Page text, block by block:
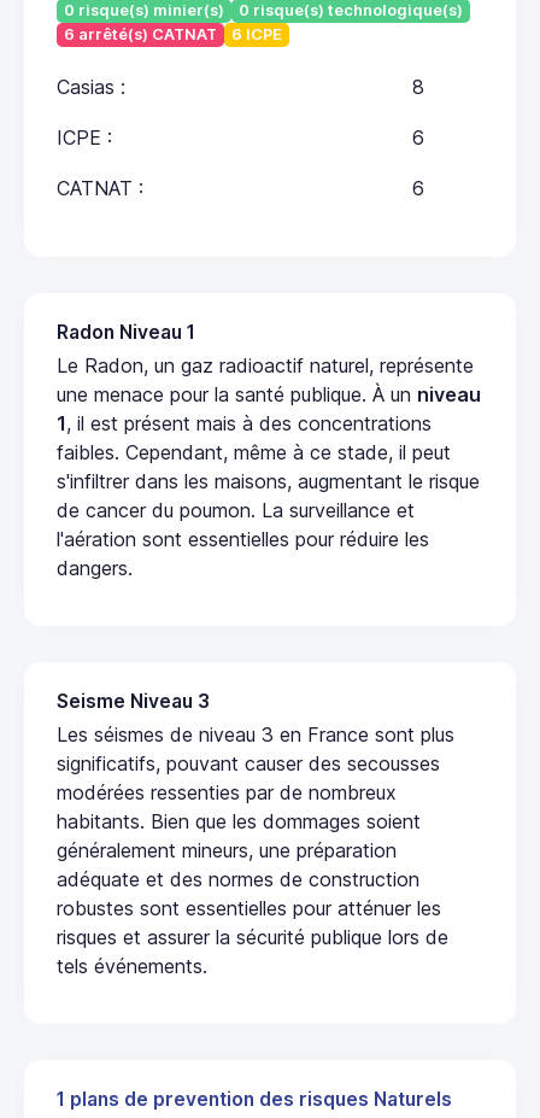
0 risque(s) minier(s)
0 risque(s) technologique(s)
6 arrêté(s) CATNAT
6 ICPE
Casias : 8
ICPE : 6
CATNAT : 6
Radon Niveau 1
Le Radon, un gaz radioactif naturel, représente
une menace pour la santé publique. À un niveau
1, il est présent mais à des concentrations
faibles. Cependant, même à ce stade, il peut
s'infiltrer dans les maisons, augmentant le risque
de cancer du poumon. La surveillance et
l'aération sont essentielles pour réduire les
dangers.
Seisme Niveau 3
Les séismes de niveau 3 en France sont plus
significatifs, pouvant causer des secousses
modérées ressenties par de nombreux
habitants. Bien que les dommages soient
généralement mineurs, une préparation
adéquate et des normes de construction
robustes sont essentielles pour atténuer les
risques et assurer la sécurité publique lors de
tels événements.
1 plans de prevention des risques Naturels